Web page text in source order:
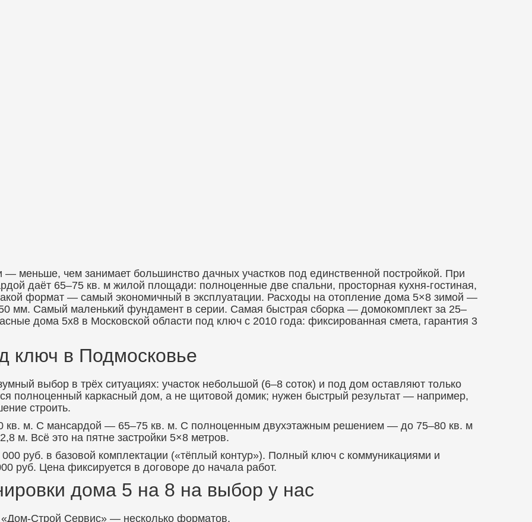
— меньше, чем занимает большинство дачных участков под единственной постройкой. При
даёт 65–75 кв. м жилой площади: полноценные две спальни, просторная кухня-гостиная,
формат — самый экономичный в эксплуатации. Расходы на отопление дома 5×8 зимой —
мм. Самый маленький фундамент в серии. Самая быстрая сборка — домокомплект за 25–
дома 5х8 в Московской области под ключ с 2010 года: фиксированная смета, гарантия 3
ключ в Подмосковье
выбор в трёх ситуациях: участок небольшой (6–8 соток) и под дом оставляют только
полноценный каркасный дом, а не щитовой домик; нужен быстрый результат — например,
строить.
кв. м. С мансардой — 65–75 кв. м. С полноценным двухэтажным решением — до 75–80 кв. м
м. Всё это на пятне застройки 5×8 метров.
руб. в базовой комплектации («тёплый контур»). Полный ключ с коммуникациями и
руб. Цена фиксируется в договоре до начала работ.
дома 5 на 8 на выбор у нас
«Дом-Строй Сервис» — несколько форматов.